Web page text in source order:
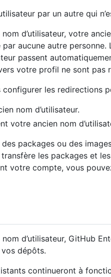
par un autre qui
d’utilisateur, votre
aucune autre personne.
passent
votre profil ne sont pas
les redirections
nom d’utilisateur.
votre ancien nom
packages ou des
les packages et
votre compte, vous
d’utilisateur, GitHub
dépôts.
continueront à